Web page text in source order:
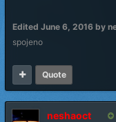
Edited June 6, 2016 by
spojeno
Quote
neshaoct